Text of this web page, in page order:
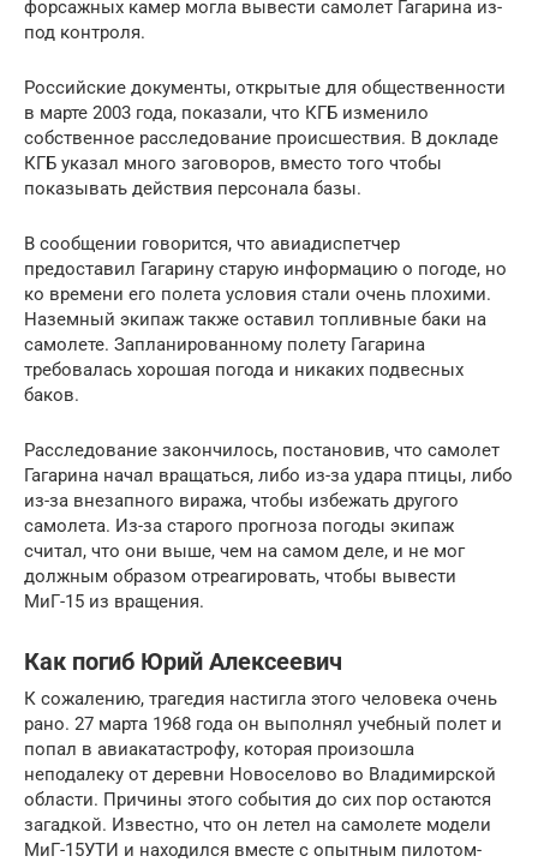
форсажных камер могла вывести самолет Гагарина из-
под контроля.
Российские документы, открытые для общественности
в марте 2003 года, показали, что КГБ изменило
собственное расследование происшествия. В докладе
КГБ указал много заговоров, вместо того чтобы
показывать действия персонала базы.
В сообщении говорится, что авиадиспетчер
предоставил Гагарину старую информацию о погоде, но
ко времени его полета условия стали очень плохими.
Наземный экипаж также оставил топливные баки на
самолете. Запланированному полету Гагарина
требовалась хорошая погода и никаких подвесных
баков.
Расследование закончилось, постановив, что самолет
Гагарина начал вращаться, либо из-за удара птицы, либо
из-за внезапного виража, чтобы избежать другого
самолета. Из-за старого прогноза погоды экипаж
считал, что они выше, чем на самом деле, и не мог
должным образом отреагировать, чтобы вывести
МиГ-15 из вращения.
Как погиб Юрий Алексеевич
К сожалению, трагедия настигла этого человека очень
рано. 27 марта 1968 года он выполнял учебный полет и
попал в авиакатастрофу, которая произошла
неподалеку от деревни Новоселово во Владимирской
области. Причины этого события до сих пор остаются
загадкой. Известно, что он летел на самолете модели
МиГ-15УТИ и находился вместе с опытным пилотом-